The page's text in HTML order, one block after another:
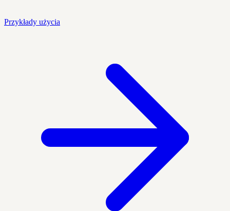
Przykłady użycia